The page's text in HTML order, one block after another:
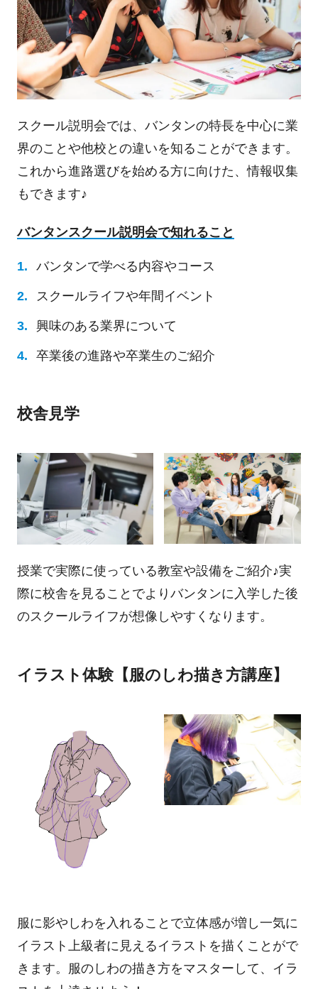
スクール説明会では、バンタンの特長を中心に業
界のことや他校との違いを知ることができます。
これから進路選びを始める方に向けた、情報収集
もできます♪
バンタンスクール説明会で知れること
バンタンで学べる内容やコース
スクールライフや年間イベント
興味のある業界について
卒業後の進路や卒業生のご紹介
校舎見学
授業で実際に使っている教室や設備をご紹介♪実
際に校舎を見ることでよりバンタンに入学した後
のスクールライフが想像しやすくなります。
イラスト体験【服のしわ描き方講座】
服に影やしわを入れることで立体感が増し一気に
イラスト上級者に見えるイラストを描くことがで
きます。服のしわの描き方をマスターして、イラ